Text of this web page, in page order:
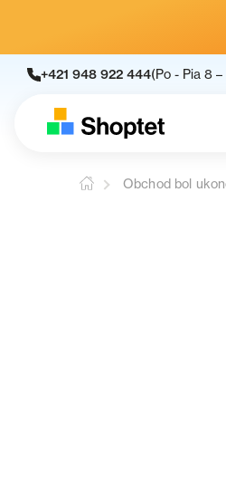
+421 948 922 444(Po - Pia 8 –
Obchod bol